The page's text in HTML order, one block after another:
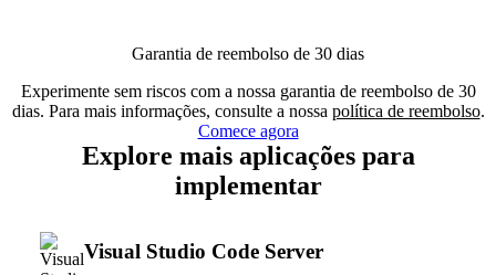
Garantia de reembolso de 30 dias
Experimente sem riscos com a nossa garantia de reembolso de 30
dias. Para mais informações, consulte a nossa política de reembolso.
Comece agora
Explore mais aplicações para
implementar
Visual Studio Code Server